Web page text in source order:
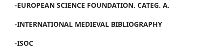
-EUROPEAN SCIENCE FOUNDATION. CATEG. A.
-INTERNATIONAL MEDIEVAL BIBLIOGRAPHY
-ISOC